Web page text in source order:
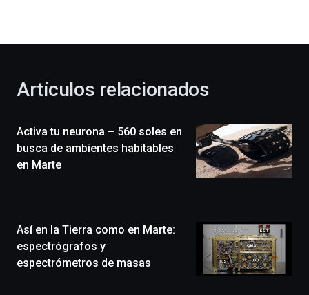
celebración
novena
edición
un
festival
llenará
Artículos relacionados
Activa tu neurona – 560 soles en
busca de ambientes habitables
en Marte
Así en la Tierra como en Marte:
espectrógrafos y
espectrómetros de masas